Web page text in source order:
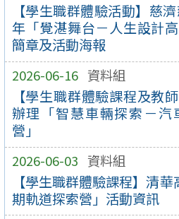
【學生職群體驗活動】慈
年「覺湛舞台－人生設計
簡章及活動海報
2026-06-16 資料組
【學生職群體驗課程及教
辦理「智慧車輛探索－汽
營」
2026-06-03 資料組
【學生職群體驗課程】清
期軌道探索營」活動資訊